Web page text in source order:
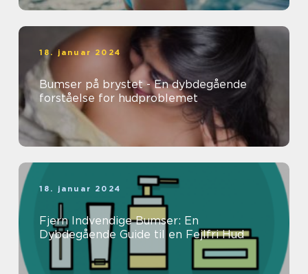
18. januar 2024
Bumser på brystet - En dybdegående
forståelse for hudproblemet
18. januar 2024
Fjern Indvendige Bumser: En
Dybdegående Guide til en Fejlfri Hud